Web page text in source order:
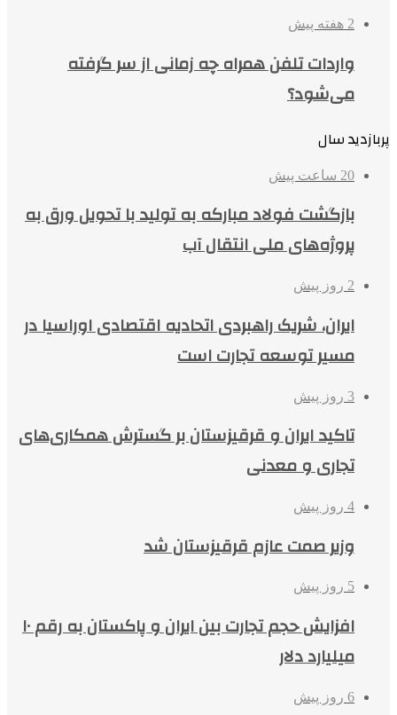
2 هفته پیش
واردات تلفن همراه چه زمانی از سر گرفته
می‌شود؟
پربازدید سال
20 ساعت پیش
بازگشت فولاد مبارکه به تولید با تحویل ورق به
پروژه‌های ملی انتقال آب
2 روز پیش
ایران، شریک راهبردی اتحادیه اقتصادی اوراسیا در
مسیر توسعه تجارت است
3 روز پیش
تاکید ایران و قرقیزستان بر گسترش همکاری‌های
تجاری و معدنی
4 روز پیش
وزیر صمت عازم قرقیزستان شد
5 روز پیش
افزایش حجم تجارت بین ایران و پاکستان به رقم ۱۰
میلیارد دلار
6 روز پیش